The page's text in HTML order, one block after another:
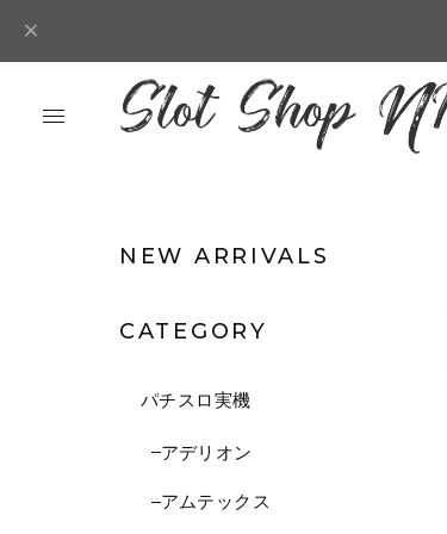
NEW ARRIVALS
CATEGORY
パチスロ実機
アデリオン
アムテックス